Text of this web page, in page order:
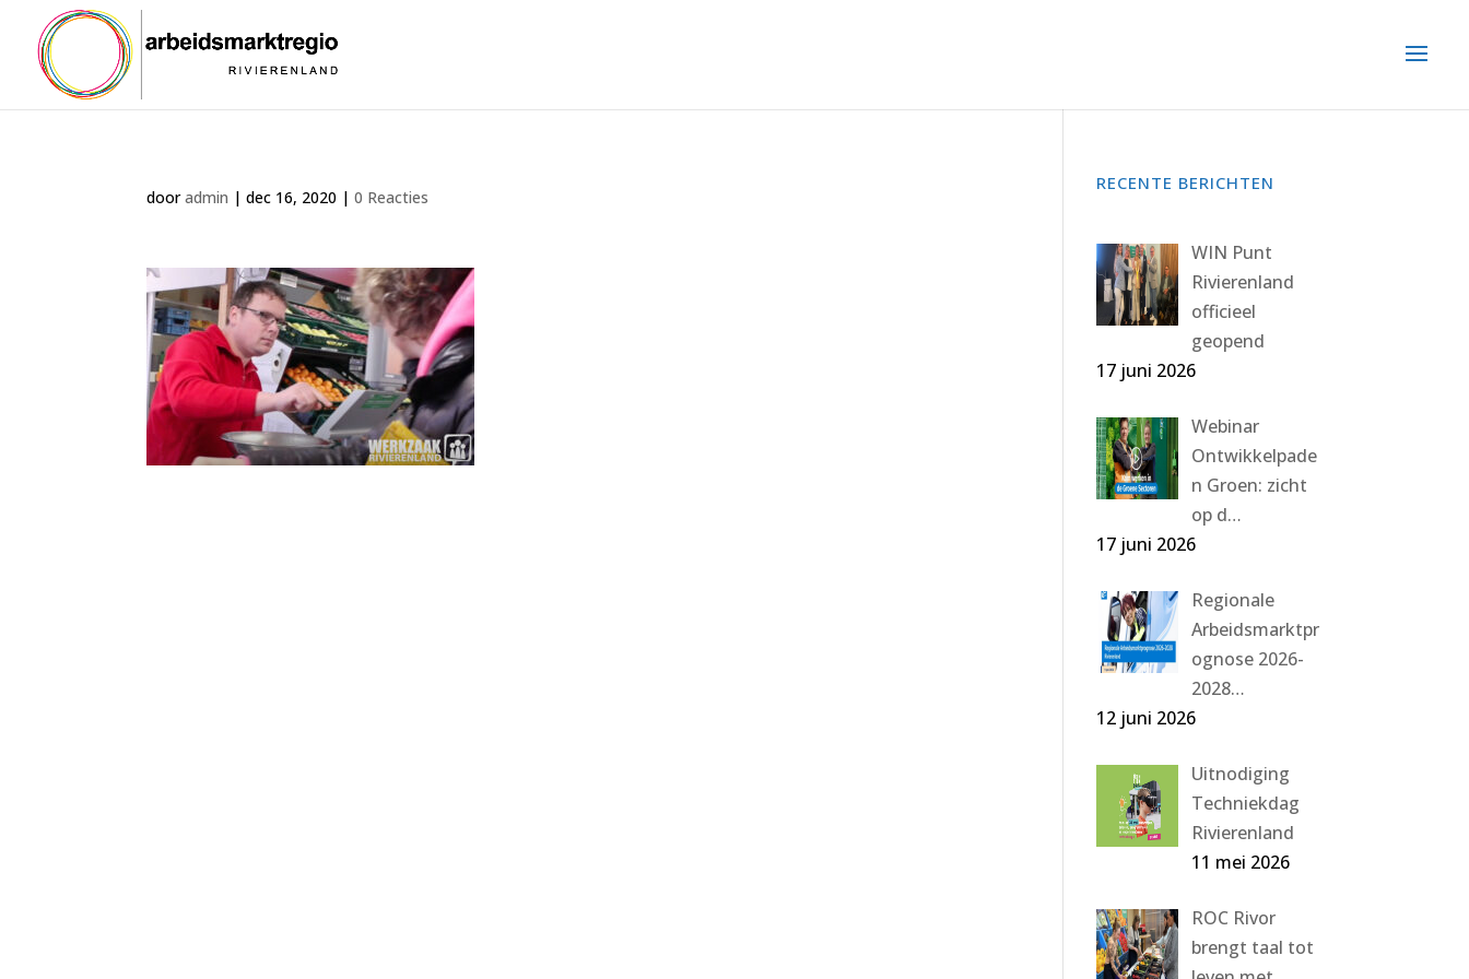
dooradmin |dec 16, 2020 |0 Reacties
RECENTE BERICHTEN
WIN Punt
Rivierenland
officieel
geopend
17 juni 2026
Webinar
Ontwikkelpade
n Groen: zicht
op d…
17 juni 2026
Regionale
Arbeidsmarktpr
ognose 2026-
2028…
12 juni 2026
Uitnodiging
Techniekdag
Rivierenland
11 mei 2026
ROC Rivor
brengt taal tot